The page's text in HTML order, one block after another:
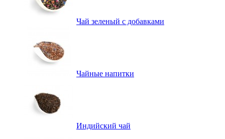
Чай зеленый с добавками
Чайные напитки
Индийский чай